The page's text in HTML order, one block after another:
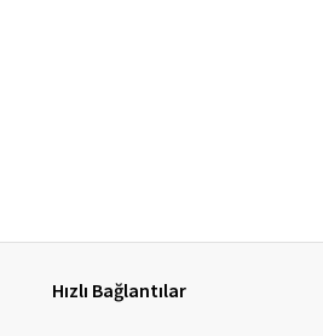
Hızlı Bağlantılar